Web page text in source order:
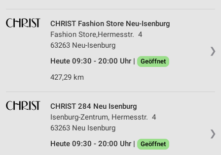
❯
CHRIST Fashion Store Neu-Isenburg
Fashion Store,Hermesstr. 4
63263 Neu-Isenburg
Heute 09:30 - 20:00 Uhr |
Geöffnet
427,29 km
❯
CHRIST 284 Neu Isenburg
Isenburg-Zentrum, Hermesstr. 4
63263 Neu Isenburg
Heute 09:30 - 20:00 Uhr |
Geöffnet